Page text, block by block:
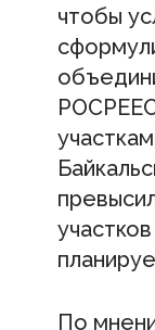
чтобы
По